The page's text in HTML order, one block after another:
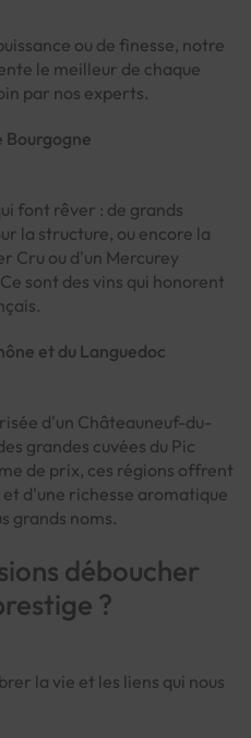
ou de finesse, notre
le meilleur de chaque
par nos experts.
Bourgogne
font rêver : de grands
la structure, ou encore la
Cru ou d'un Mercurey
sont des vins qui honorent
et du Languedoc
d'un Châteauneuf-du-
grandes cuvées du Pic
de prix, ces régions offrent
d'une richesse aromatique
grands noms.
déboucher
?
la vie et les liens qui nous